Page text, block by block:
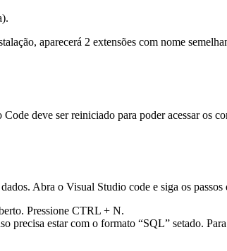
aparecerá 2 extensões com nome
deve ser reiniciado para poder acessar os
Abra o Visual Studio code e siga os passos
Pressione CTRL + N.
precisa estar com o formato “SQL” setado.